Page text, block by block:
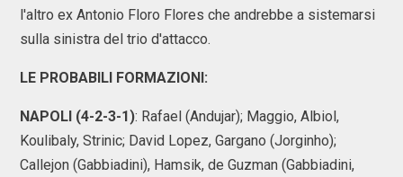
l'altro ex Antonio Floro Flores che andrebbe a sistemarsi
sulla sinistra del trio d'attacco.
LE PROBABILI FORMAZIONI:
NAPOLI (4-2-3-1): Rafael (Andujar); Maggio, Albiol,
Koulibaly, Strinic; David Lopez, Gargano (Jorginho);
Callejon (Gabbiadini), Hamsik, de Guzman (Gabbiadini,